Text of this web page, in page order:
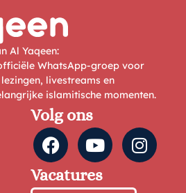
Al Yaqeen:
WhatsApp-groep voor
livestreams en
islamitische momenten.
Volg ons
Vacatures